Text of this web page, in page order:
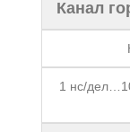
Канал
1 нс/